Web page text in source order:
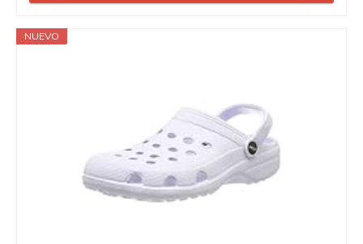
NUEVO